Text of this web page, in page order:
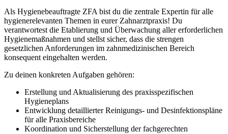
Als Hygienebeauftragte ZFA bist du die zentrale Expertin für alle
hygienerelevanten Themen in eurer Zahnarztpraxis! Du
verantwortest die Etablierung und Überwachung aller erforderlichen
Hygienemaßnahmen und stellst sicher, dass die strengen
gesetzlichen Anforderungen im zahnmedizinischen Bereich
konsequent eingehalten werden.
Zu deinen konkreten Aufgaben gehören:
Erstellung und Aktualisierung des praxisspezifischen
Hygieneplans
Entwicklung detaillierter Reinigungs- und Desinfektionspläne
für alle Praxisbereiche
Koordination und Sicherstellung der fachgerechten